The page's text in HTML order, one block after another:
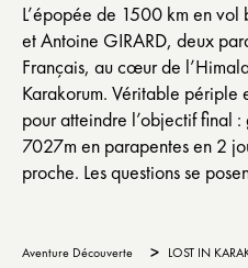
L’épopée de 1500 km en
et Antoine GIRARD, deux
Français, au cœur de
Karakorum. Véritable périple
pour atteindre l’objectif final
7027m en parapentes en 2
proche. Les questions se
Aventure Découverte > LOST IN